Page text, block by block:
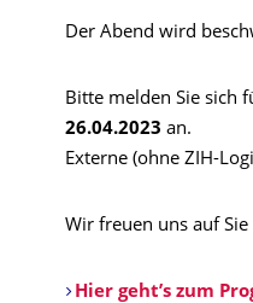
Der Abend wird
Bitte melden Sie sich
26.04.2023 an.
Externe (ohne ZIH-
Wir freuen uns auf
Hier geht’s zum